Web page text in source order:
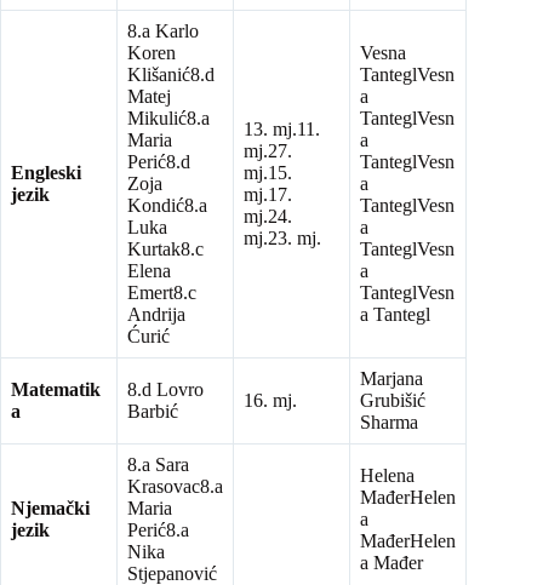
Engleski
jezik
8.a Karlo
Koren
Klišanić8.d
Matej
Mikulić8.a
Maria
Perić8.d
Zoja
Kondić8.a
Luka
Kurtak8.c
Elena
Emert8.c
Andrija
Ćurić
13. mj.11.
mj.27.
mj.15.
mj.17.
mj.24.
mj.23. mj.
Vesna
TanteglVesn
a
TanteglVesn
a
TanteglVesn
a
TanteglVesn
a
TanteglVesn
a
TanteglVesn
a Tantegl
Matematik
a
8.d Lovro
Barbić
16. mj.
Marjana
Grubišić
Sharma
Njemački
jezik
8.a Sara
Krasovac8.a
Maria
Perić8.a
Nika
Stjepanović
Helena
MađerHelen
a
MađerHelen
a Mađer